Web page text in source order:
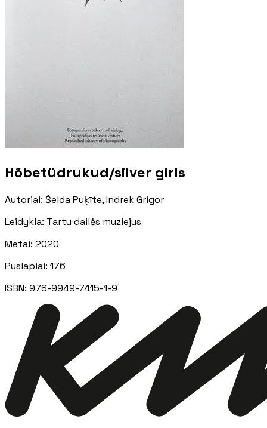
Hõbetüdrukud/silver girls
Autoriai: Šelda Puķīte, Indrek Grigor
Leidykla: Tartu dailės muziejus
Metai: 2020
Puslapiai: 176
ISBN: 978-9949-7415-1-9